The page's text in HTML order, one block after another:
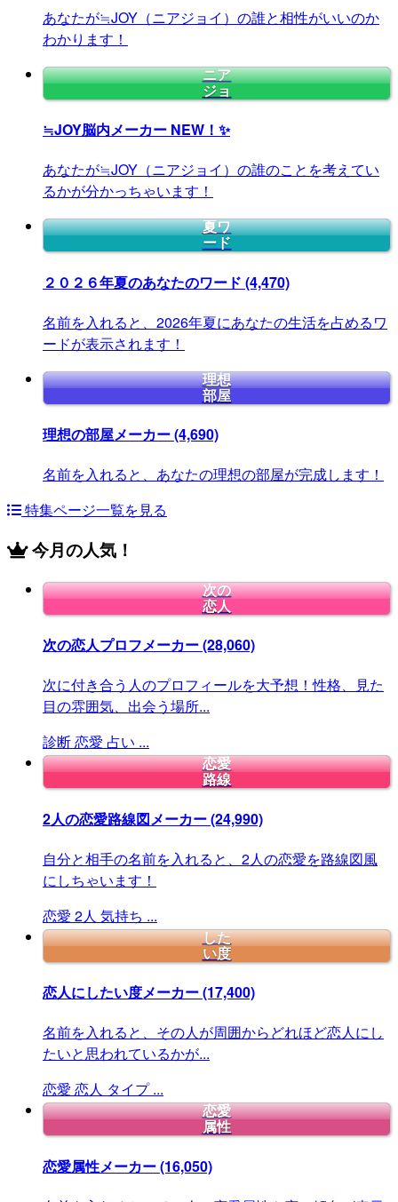
あなたが≒JOY（ニアジョイ）の誰と相性がいいのか
わかります！
ニア
ジョ
≒JOY脳内メーカー NEW！✨
あなたが≒JOY（ニアジョイ）の誰のことを考えてい
るかが分かっちゃいます！
夏ワ
ード
２０２６年夏のあなたのワード (4,470)
名前を入れると、2026年夏にあなたの生活を占めるワ
ードが表示されます！
理想
部屋
理想の部屋メーカー(4,690)
名前を入れると、あなたの理想の部屋が完成します！
特集ページ一覧を見る
今月の人気！
次の
恋人
次の恋人プロフメーカー(28,060)
次に付き合う人のプロフィールを大予想！性格、見た
目の雰囲気、出会う場所...
診断恋愛 占い ...
恋愛
路線
2人の恋愛路線図メーカー(24,990)
自分と相手の名前を入れると、2人の恋愛を路線図風
にしちゃいます！
恋愛 2人 気持ち ...
した
い度
恋人にしたい度メーカー(17,400)
名前を入れると、その人が周囲からどれほど恋人にし
たいと思われているかが...
恋愛 恋人 タイプ ...
恋愛
属性
恋愛属性メーカー(16,050)